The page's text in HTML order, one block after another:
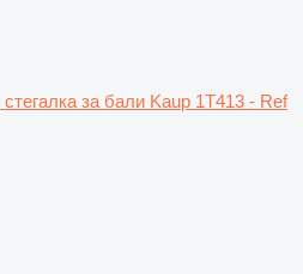
стегалка за бали Kaup 1T413 - Ref